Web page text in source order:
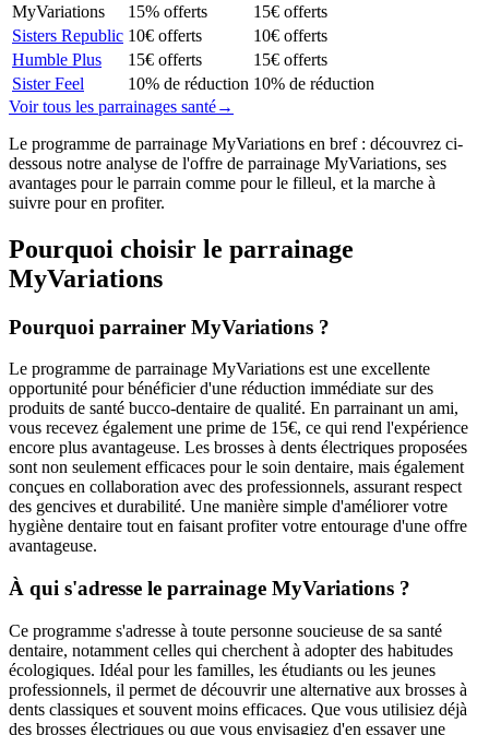
MyVariations
15% offerts
15€ offerts
Sisters Republic 10€ offerts
10€ offerts
Humble Plus
15€ offerts
15€ offerts
Sister Feel
10% de réduction 10% de réduction
Voir tous les parrainages santé→
Le programme de parrainage MyVariations en bref : découvrez ci-
dessous notre analyse de l'offre de parrainage MyVariations, ses
avantages pour le parrain comme pour le filleul, et la marche à
suivre pour en profiter.
Pourquoi choisir le parrainage
MyVariations
Pourquoi parrainer MyVariations ?
Le programme de parrainage MyVariations est une excellente
opportunité pour bénéficier d'une réduction immédiate sur des
produits de santé bucco-dentaire de qualité. En parrainant un ami,
vous recevez également une prime de 15€, ce qui rend l'expérience
encore plus avantageuse. Les brosses à dents électriques proposées
sont non seulement efficaces pour le soin dentaire, mais également
conçues en collaboration avec des professionnels, assurant respect
des gencives et durabilité. Une manière simple d'améliorer votre
hygiène dentaire tout en faisant profiter votre entourage d'une offre
avantageuse.
À qui s'adresse le parrainage MyVariations ?
Ce programme s'adresse à toute personne soucieuse de sa santé
dentaire, notamment celles qui cherchent à adopter des habitudes
écologiques. Idéal pour les familles, les étudiants ou les jeunes
professionnels, il permet de découvrir une alternative aux brosses à
dents classiques et souvent moins efficaces. Que vous utilisiez déjà
des brosses électriques ou que vous envisagiez d'en essayer une